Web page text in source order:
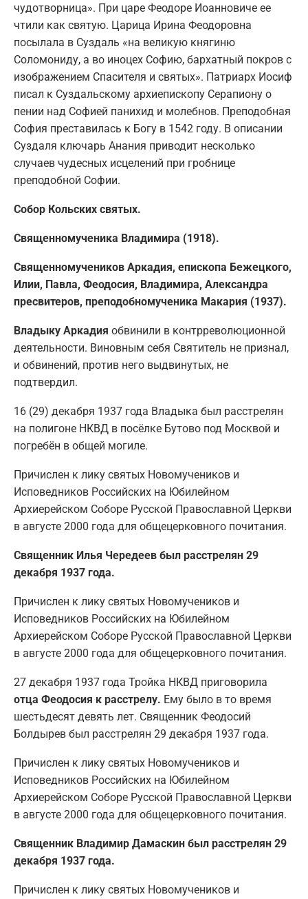
чудотворница». При царе Феодоре Иоанновиче ее
чтили как святую. Царица Ирина Феодоровна
посылала в Суздаль «на великую княгиню
Соломониду, а во иноцех Софию, бархатный покров с
изображением Спасителя и святых». Патриарх Иосиф
писал к Суздальскому архиепископу Серапиону о
пении над Софией панихид и молебнов. Преподобная
София преставилась к Богу в 1542 году. В описании
Суздаля ключарь Анания приводит несколько
случаев чудесных исцелений при гробнице
преподобной Софии.
Собор Кольских святых.
Священномученика Владимира (1918).
Священномучеников Аркадия, епископа Бежецкого,
Илии, Павла, Феодосия, Владимира, Александра
пресвитеров, преподобномученика Макария (1937).
Владыку Аркадия обвинили в контрреволюционной
деятельности. Виновным себя Святитель не признал,
и обвинений, против него выдвинутых, не
подтвердил.
16 (29) декабря 1937 года Владыка был расстрелян
на полигоне НКВД в посёлке Бутово под Москвой и
погребён в общей могиле.
Причислен к лику святых Новомучеников и
Исповедников Российских на Юбилейном
Архиерейском Соборе Русской Православной Церкви
в августе 2000 года для общецерковного почитания.
Священник Илья Чередеев был расстрелян 29
декабря 1937 года.
Причислен к лику святых Новомучеников и
Исповедников Российских на Юбилейном
Архиерейском Соборе Русской Православной Церкви
в августе 2000 года для общецерковного почитания.
27 декабря 1937 года Тройка НКВД приговорила
отца Феодосия к расстрелу. Ему было в то время
шестьдесят девять лет. Священник Феодосий
Болдырев был расстрелян 29 декабря 1937 года.
Причислен к лику святых Новомучеников и
Исповедников Российских на Юбилейном
Архиерейском Соборе Русской Православной Церкви
в августе 2000 года для общецерковного почитания.
Священник Владимир Дамаскин был расстрелян 29
декабря 1937 года.
Причислен к лику святых Новомучеников и